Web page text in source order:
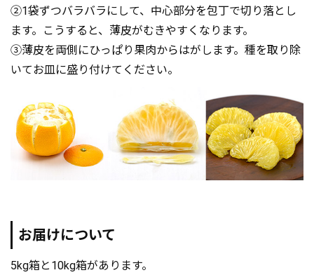
②1袋ずつバラバラにして、中心部分を包丁で切り落とし
ます。こうすると、薄皮がむきやすくなります。
③薄皮を両側にひっぱり果肉からはがします。種を取り除
いてお皿に盛り付けてください。
お届けについて
5kg箱と10kg箱があります。